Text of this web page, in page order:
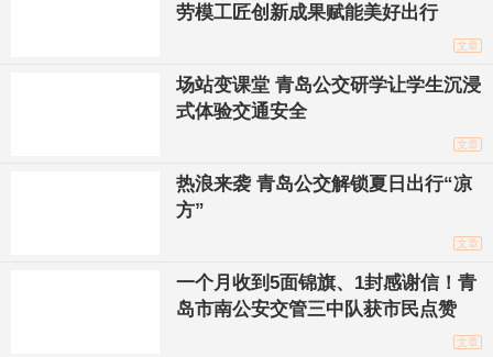
劳模工匠创新成果赋能美好出行
文章
场站变课堂 青岛公交研学让学生沉浸
式体验交通安全
文章
热浪来袭 青岛公交解锁夏日出行“凉
方”
文章
一个月收到5面锦旗、1封感谢信！青
岛市南公安交管三中队获市民点赞
文章